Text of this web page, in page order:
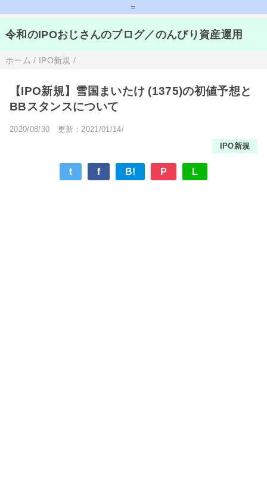
=
令和のIPOおじさんのブログ／のんびり資産運用
ホーム / IPO新規 /
【IPO新規】雪国まいたけ (1375)の初値予想と
BBスタンスについて
2020/08/30 更新：2021/01/14/
IPO新規
t f B! P L